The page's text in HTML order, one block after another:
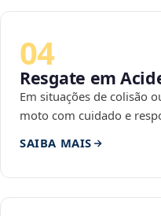
04
Resgate em
Em situações de colisão
moto com cuidado e
SAIBA MAIS